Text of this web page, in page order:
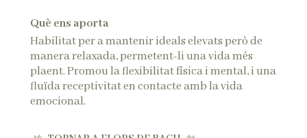
Què ens aporta
Habilitat per a mantenir ideals elevats però de
manera relaxada, permetent-li una vida més
plaent. Promou la flexibilitat física i mental, i una
fluïda receptivitat en contacte amb la vida
emocional.